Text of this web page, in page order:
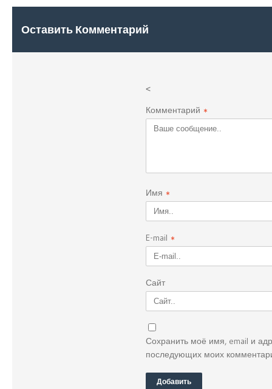
Оставить Комментарий
<
Комментарий *
Имя *
E-mail *
Сайт
Сохранить моё имя, email и
последующих моих